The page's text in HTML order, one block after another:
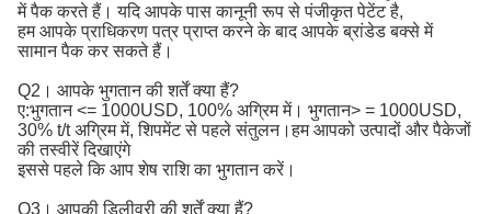
में पैक करते हैं। यदि आपके पास कानूनी रूप से पंजीकृत पेटेंट है,
हम आपके प्राधिकरण पत्र प्राप्त करने के बाद आपके ब्रांडेड बक्से में
सामान पैक कर सकते हैं।
Q2। आपके भुगतान की शर्तें क्या हैं?
ए:भुगतान <= 1000USD, 100% अग्रिम में। भुगतान> = 1000USD,
30% t/t अग्रिम में, शिपमेंट से पहले संतुलन।हम आपको उत्पादों और पैकेजों
की तस्वीरें दिखाएंगे
इससे पहले कि आप शेष राशि का भुगतान करें।
Q3। आपकी डिलीवरी की शर्तें क्या हैं?